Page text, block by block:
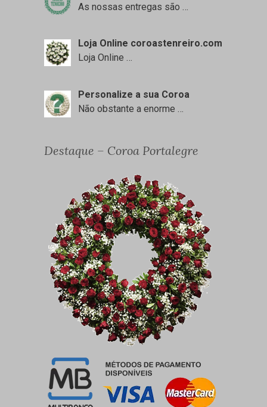
As nossas entregas são
Loja Online coroastenreiro.com
Loja Online …
Personalize a sua Coroa
Não obstante a enorme …
Destaque – Coroa Portalegre